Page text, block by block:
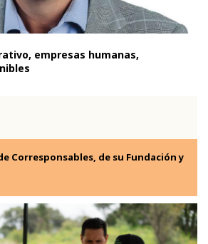
empresas humanas,
Corresponsables, de su Fundación y